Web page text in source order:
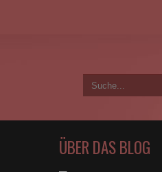
ÜBER DAS BLOG